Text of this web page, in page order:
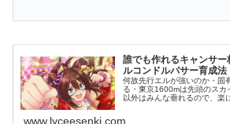
誰でも作れるキャンサ
ルコンドルパサー育成法
何故先行エルが強いのか・固
る・東京1600mは先頭のスカ
以外はみんな垂れるので、楽
www.lyceesenki.com